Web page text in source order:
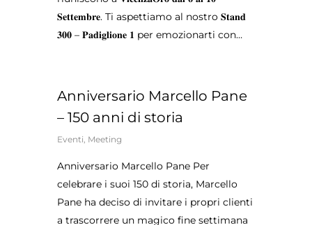
𝐒𝐞𝐭𝐭𝐞𝐦𝐛𝐫𝐞. Ti aspettiamo al nostro 𝐒𝐭𝐚𝐧𝐝
𝟑𝟎𝟎 – 𝐏𝐚𝐝𝐢𝐠𝐥𝐢𝐨𝐧𝐞 𝟏 per emozionarti con…
Anniversario Marcello Pane
– 150 anni di storia
Eventi, Meeting
Anniversario Marcello Pane Per
celebrare i suoi 150 di storia, Marcello
Pane ha deciso di invitare i propri clienti
a trascorrere un magico fine settimana